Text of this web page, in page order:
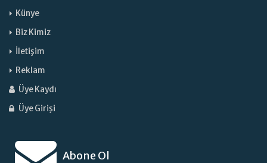
Künye
Biz Kimiz
İletişim
Reklam
Üye Kaydı
Üye Girişi
Abone Ol